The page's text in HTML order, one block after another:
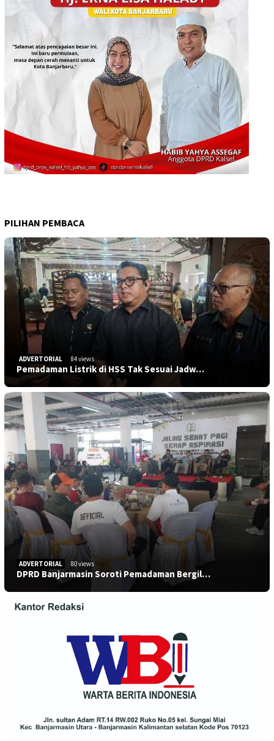
PILIHAN PEMBACA
ADVERTORIAL 84 views
Pemadaman Listrik di HSS Tak Sesuai Jadw…
ADVERTORIAL 80 views
DPRD Banjarmasin Soroti Pemadaman Bergil…